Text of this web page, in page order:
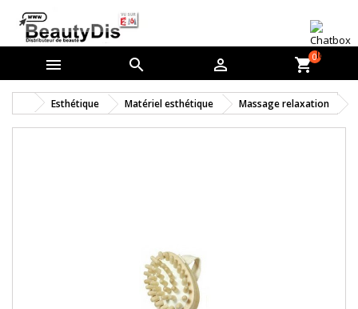
   shopping_cart0
Esthétique Matériel esthétique Massage relaxation